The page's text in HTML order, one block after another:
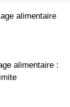
alimentaire
alimentaire :